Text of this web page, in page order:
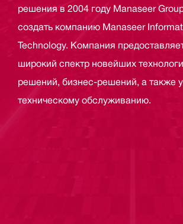
решения в 2004 году Manaseer
создать компанию Manaseer
Technology. Компания
широкий спектр новейших
решений, бизнес-решений, а также
техническому обслуживанию.